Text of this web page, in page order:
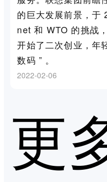
的巨大发展前景，
net 和 WTO 的挑战
开始了二次创业，年
数码 ” 。
2022-02-06
更